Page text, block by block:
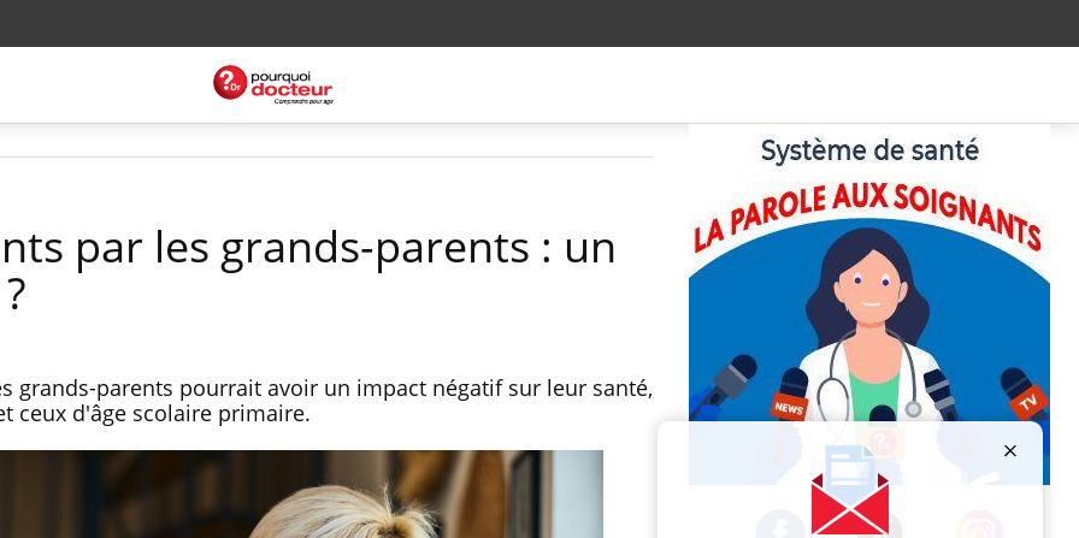
par les grands-parents : un
grands-parents pourrait avoir un impact négatif sur leur santé,
ceux d'âge scolaire primaire.